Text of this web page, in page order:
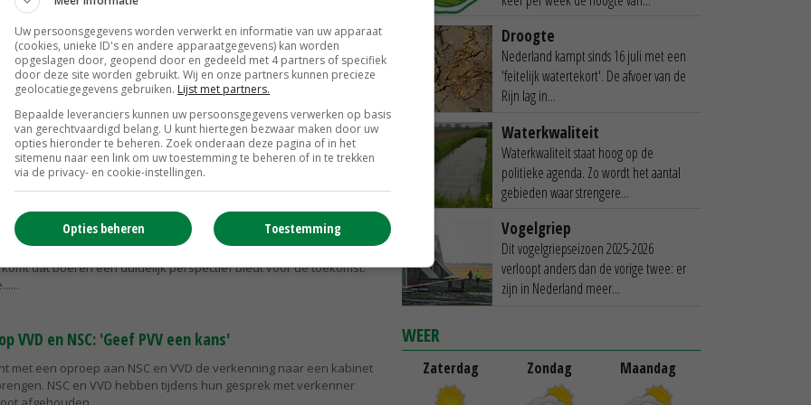
Leeuw is de nieuwe landbouwspecialist van de PVV. Buiten de
ze vrijwel onbekend. Wie is de landbouwwoordvoerder van de
Ook voor boeren?'
verkiezingszege van politieke buitenstaanders PVV en NSC
staat niet op zichzelf. De kiezer heeft vooral willen afrekenen met
de boer?
hopen op een snelle formatie van een nieuw kabinet dat
dat boeren een duidelijk perspectief biedt voor de toekomst.
VVD en NSC: 'Geef PVV een kans'
met een oproep aan NSC en VVD de verkenning naar een kabinet
NSC en VVD hebben tijdens hun gesprek met verkenner
Droogte
Nederland kampt sinds 16 juli met een
'feitelijk watertekort'. De afvoer van de
Rijn lag in...
Waterkwaliteit
Waterkwaliteit staat hoog op de
politieke agenda. Zo wordt het aantal
gebieden waar strengere...
Vogelgriep
Dit vogelgriepseizoen 2025-2026
verloopt anders dan de vorige twee: er
zijn in Nederland meer...
WEER
Zaterdag Zondag Maandag
Uw persoonsgegevens worden verwerkt en informatie van uw apparaat
(cookies, unieke ID's en andere apparaatgegevens) kan worden
opgeslagen door, geopend door en gedeeld met 4 partners of specifiek
door deze site worden gebruikt. Wij en onze partners kunnen precieze
geolocatiegegevens gebruiken. Lijst met partners.
Bepaalde leveranciers kunnen uw persoonsgegevens verwerken op basis
van gerechtvaardigd belang. U kunt hiertegen bezwaar maken door uw
opties hieronder te beheren. Zoek onderaan deze pagina of in het
sitemenu naar een link om uw toestemming te beheren of in te trekken
via de privacy- en cookie-instellingen.
Toestemming
Opties beheren